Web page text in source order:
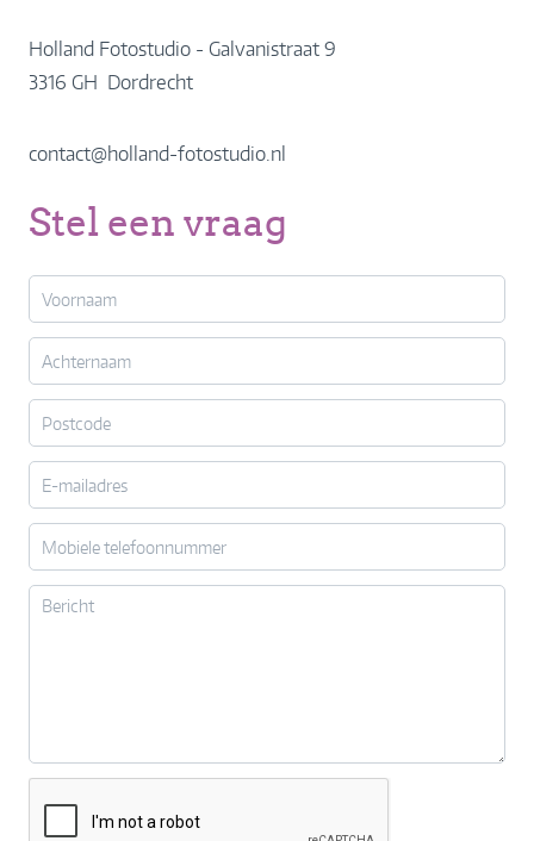
Holland Fotostudio - Galvanistraat 9
3316 GH Dordrecht
contact@holland-fotostudio.nl
Stel een vraag